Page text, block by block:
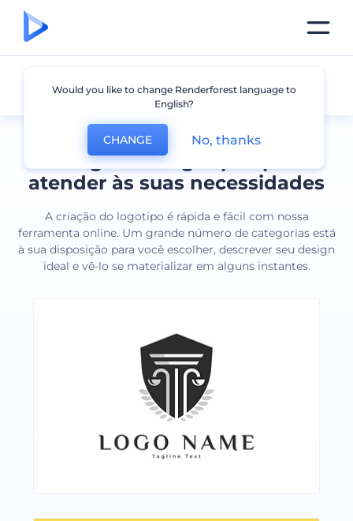
Designs de logotipos para
atender às suas necessidades
A criação do logotipo é rápida e fácil com nossa
ferramenta online. Um grande número de categorias está
à sua disposição para você escolher, descrever seu design
ideal e vê-lo se materializar em alguns instantes.
Todos os logotipos
Would you like to change Renderforest language to
English?
CHANGE No, thanks